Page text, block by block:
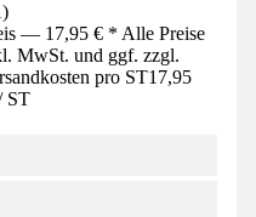
)
— 17,95 € * Alle Preise
MwSt. und ggf. zzgl.
pro ST17,95
ST